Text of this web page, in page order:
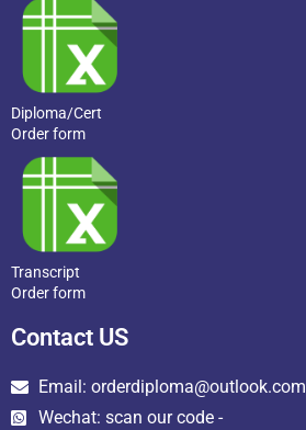
Diploma/Cert
Order form
Transcript
Order form
Contact US
Email: orderdiploma@outlook.com
Wechat: scan our code -